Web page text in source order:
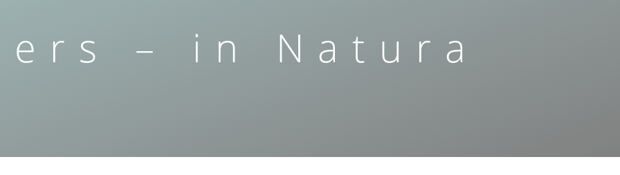
– in Natura